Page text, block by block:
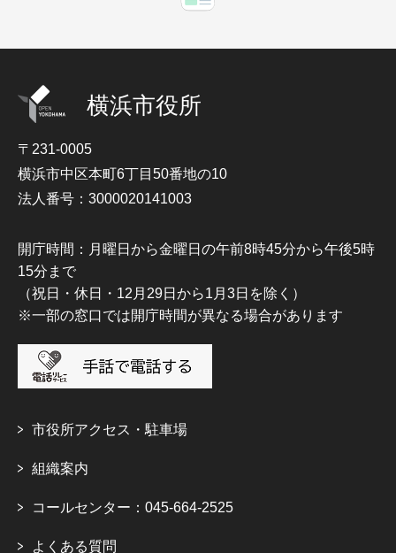
横浜市役所
〒231-0005
横浜市中区本町6丁目50番地の10
法人番号：3000020141003
開庁時間：月曜日から金曜日の午前8時45分から午後5時
15分まで
（祝日・休日・12月29日から1月3日を除く）
※一部の窓口では開庁時間が異なる場合があります
市役所アクセス・駐車場
組織案内
コールセンター：045-664-2525
よくある質問